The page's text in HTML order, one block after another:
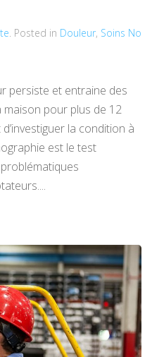
. Posted in Douleur, Soins No
persiste et entraine des
pour plus de 12
la condition à
est le test